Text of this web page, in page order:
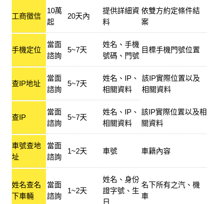
工商徵信
10萬
起
20天內
提供詳細資
料
依雙方約定條件結
案
手機定位
當面
諮詢
5~7天
姓名、手機
號碼、門號
目標手機門號位置
查IP地址
當面
諮詢
5~7天
姓名、IP、
相關資料
該IP實際位置以及
相關資料
查IP
當面
諮詢
5~7天
姓名、IP、
相關資料
該IP實際位置以及相
關資料
車號查地
址
當面
諮詢
1~2天 車號 車籍內容
姓名查名
下車輛
當面
諮詢
1~2天
姓名、身份
證字號、生
日
名下所有之汽、機
車